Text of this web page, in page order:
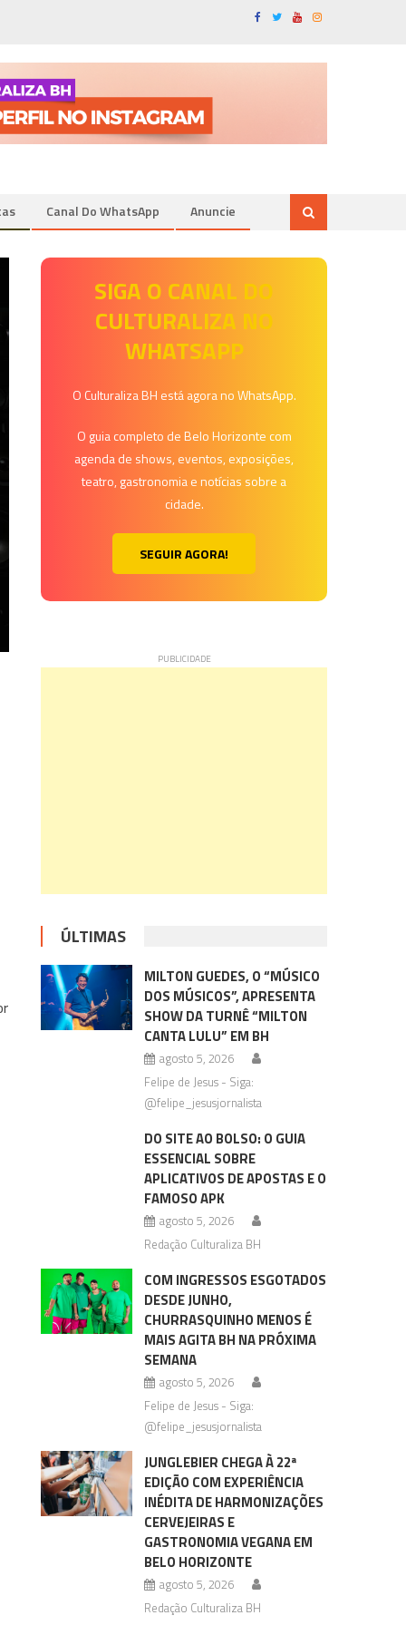
Canal Do WhatsApp Anuncie
SIGA O CANAL DO
CULTURALIZA NO
WHATSAPP
O Culturaliza BH está agora no WhatsApp.
O guia completo de Belo Horizonte com
agenda de shows, eventos, exposições,
teatro, gastronomia e notícias sobre a
cidade.
SEGUIR AGORA!
ÚLTIMAS
MILTON GUEDES, O “MÚSICO
DOS MÚSICOS”, APRESENTA
SHOW DA TURNÊ “MILTON
CANTA LULU” EM BH
agosto 5, 2026
Felipe de Jesus - Siga:
@felipe_jesusjornalista
DO SITE AO BOLSO: O GUIA
ESSENCIAL SOBRE
APLICATIVOS DE APOSTAS E O
FAMOSO APK
agosto 5, 2026
Redação Culturaliza BH
COM INGRESSOS ESGOTADOS
DESDE JUNHO,
CHURRASQUINHO MENOS É
MAIS AGITA BH NA PRÓXIMA
SEMANA
agosto 5, 2026
Felipe de Jesus - Siga:
@felipe_jesusjornalista
JUNGLEBIER CHEGA À 22ª
EDIÇÃO COM EXPERIÊNCIA
INÉDITA DE HARMONIZAÇÕES
CERVEJEIRAS E
GASTRONOMIA VEGANA EM
BELO HORIZONTE
agosto 5, 2026
Redação Culturaliza BH